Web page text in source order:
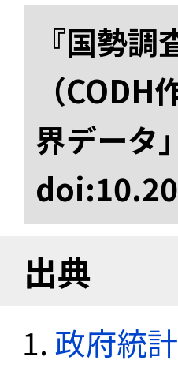
『国勢
（
界データ
出典
政府統